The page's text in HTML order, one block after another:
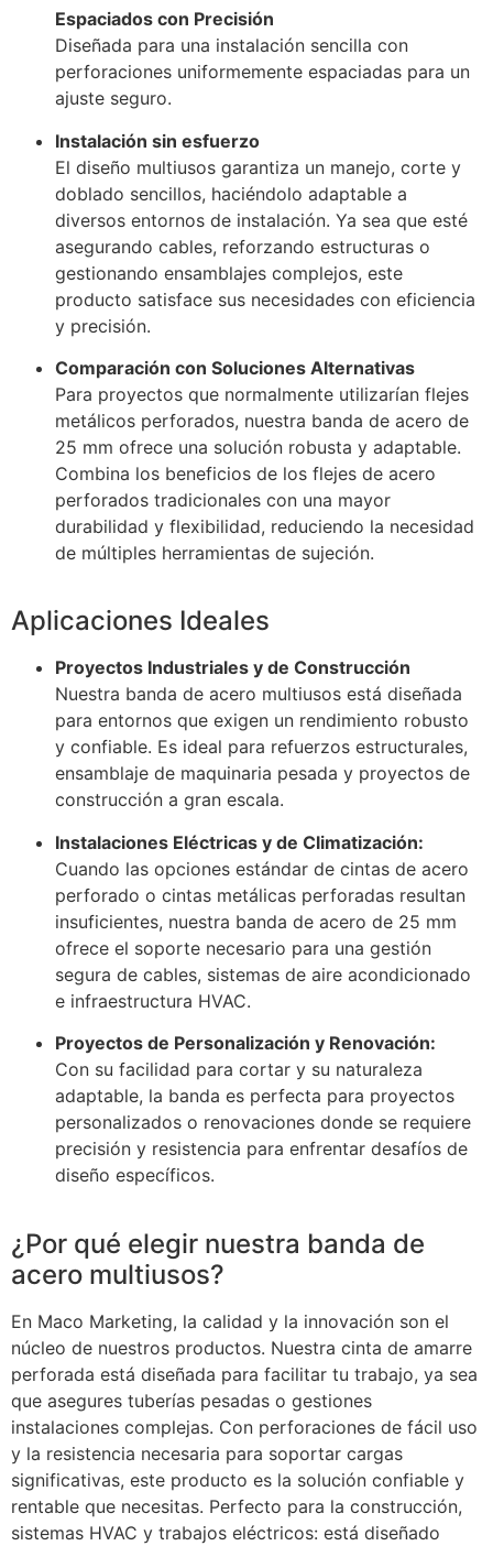
Espaciados con Precisión
Diseñada para una instalación sencilla con
perforaciones uniformemente espaciadas para un
ajuste seguro.
Instalación sin esfuerzo
El diseño multiusos garantiza un manejo, corte y
doblado sencillos, haciéndolo adaptable a
diversos entornos de instalación. Ya sea que esté
asegurando cables, reforzando estructuras o
gestionando ensamblajes complejos, este
producto satisface sus necesidades con eficiencia
y precisión.
Comparación con Soluciones Alternativas
Para proyectos que normalmente utilizarían flejes
metálicos perforados, nuestra banda de acero de
25 mm ofrece una solución robusta y adaptable.
Combina los beneficios de los flejes de acero
perforados tradicionales con una mayor
durabilidad y flexibilidad, reduciendo la necesidad
de múltiples herramientas de sujeción.
Aplicaciones Ideales
Proyectos Industriales y de Construcción
Nuestra banda de acero multiusos está diseñada
para entornos que exigen un rendimiento robusto
y confiable. Es ideal para refuerzos estructurales,
ensamblaje de maquinaria pesada y proyectos de
construcción a gran escala.
Instalaciones Eléctricas y de Climatización:
Cuando las opciones estándar de cintas de acero
perforado o cintas metálicas perforadas resultan
insuficientes, nuestra banda de acero de 25 mm
ofrece el soporte necesario para una gestión
segura de cables, sistemas de aire acondicionado
e infraestructura HVAC.
Proyectos de Personalización y Renovación:
Con su facilidad para cortar y su naturaleza
adaptable, la banda es perfecta para proyectos
personalizados o renovaciones donde se requiere
precisión y resistencia para enfrentar desafíos de
diseño específicos.
¿Por qué elegir nuestra banda de
acero multiusos?
En Maco Marketing, la calidad y la innovación son el
núcleo de nuestros productos. Nuestra cinta de amarre
perforada está diseñada para facilitar tu trabajo, ya sea
que asegures tuberías pesadas o gestiones
instalaciones complejas. Con perforaciones de fácil uso
y la resistencia necesaria para soportar cargas
significativas, este producto es la solución confiable y
rentable que necesitas. Perfecto para la construcción,
sistemas HVAC y trabajos eléctricos: está diseñado